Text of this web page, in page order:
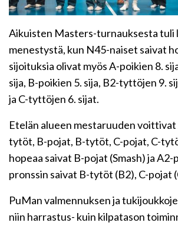
Aikuisten Masters-turnauksesta tuli
menestystä, kun N45-naiset saivat
sijoituksia olivat myös A-poikien 8.
sija, B-poikien 5. sija, B2-tyttöjen 9.
ja C-tyttöjen 6. sijat.
Etelän alueen mestaruuden
tytöt, B-pojat, B-tytöt, C-pojat, C-
hopeaa saivat B-pojat (Smash) ja
pronssin saivat B-tytöt (B2), C-pojat
PuMan valmennuksen ja
niin harrastus- kuin kilpatason